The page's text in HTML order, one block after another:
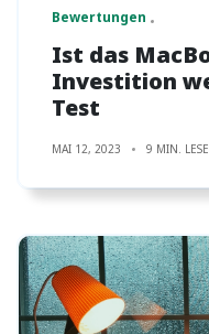
Bewertungen
Ist das
Investition
Test
MAI 12, 2023 9 MIN.